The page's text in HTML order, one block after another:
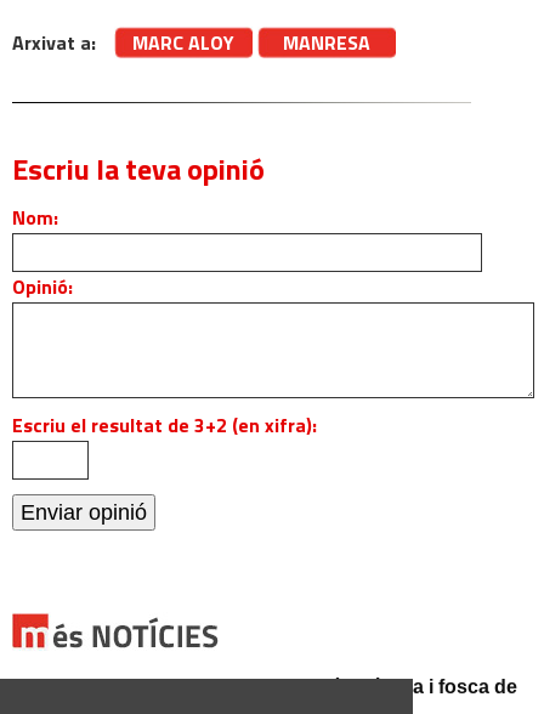
Arxivat a:
MARC ALOY MANRESA
Escriu la teva opinió
Nom:
Opinió:
Escriu el resultat de 3+2 (en xifra):
Catalunya es prepara per a la nit més màgica i fosca de